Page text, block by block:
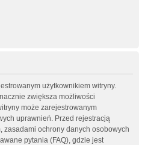
użytkownikiem witryny.
zwiększa możliwości
może zarejestrowanym
uprawnień. Przed rejestracją
zasadami ochrony danych osobowych
pytania (FAQ), gdzie jest